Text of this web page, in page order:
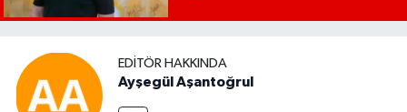
EDITÖR HAKKINDA
Ayşegül Aşantoğrul